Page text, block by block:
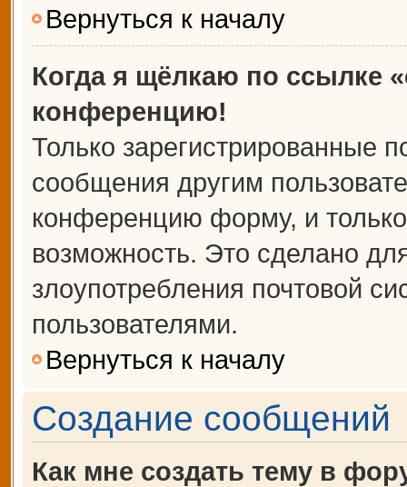
Вернуться к началу
Когда я щёлкаю по ссылке
конференцию!
Только зарегистрированные
сообщения другим
конференцию форму, и
возможность. Это сделано
злоупотребления почтовой
пользователями.
Вернуться к началу
Создание сообщений
Как мне создать тему в